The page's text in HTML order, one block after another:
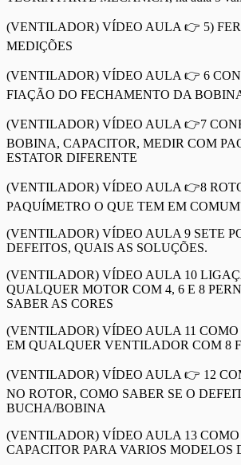
(VENTILADOR) VÍDEO AULA 👉 5)
MEDIÇÕES
(VENTILADOR) VÍDEO AULA 👉 6
FIAÇÃO DO FECHAMENTO DA
(VENTILADOR) VÍDEO AULA 👉7
BOBINA, CAPACITOR, MEDIR COM
ESTATOR DIFERENTE
(VENTILADOR) VÍDEO AULA 👉8
PAQUÍMETRO O QUE TEM EM
(VENTILADOR) VÍDEO AULA 9 SETE
DEFEITOS, QUAIS AS SOLUÇÕES.
(VENTILADOR) VÍDEO AULA 10
QUALQUER MOTOR COM 4, 6 E 8
SABER AS CORES
(VENTILADOR) VÍDEO AULA 11
EM QUALQUER VENTILADOR COM 8
(VENTILADOR) VÍDEO AULA 👉 12
NO ROTOR, COMO SABER SE O
BUCHA/BOBINA
(VENTILADOR) VÍDEO AULA 13
CAPACITOR PARA VARIOS MODELOS